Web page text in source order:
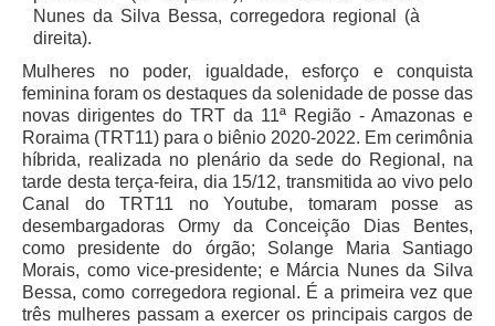
Comissão Regional de Pesquisa Judiciária e Ciência de
Dados
Comissão de Ética
Comitê de Priorização do Primeiro Grau
Comissão de Uniformização de Jurisprudência
Comitê de Gestão de Pessoas
Comissão de Vitaliciamento
Comitê de Atenção Integral à Saúde de Magistrados e
Servidores
Nunes da Silva Bessa, corregedora regional (à
direita).
Mulheres no poder, igualdade, esforço e conquista
feminina foram os destaques da solenidade de posse das
novas dirigentes do TRT da 11ª Região - Amazonas e
Roraima (TRT11) para o biênio 2020-2022. Em cerimônia
híbrida, realizada no plenário da sede do Regional, na
tarde desta terça-feira, dia 15/12, transmitida ao vivo pelo
Canal do TRT11 no Youtube, tomaram posse as
desembargadoras Ormy da Conceição Dias Bentes,
como presidente do órgão; Solange Maria Santiago
Morais, como vice-presidente; e Márcia Nunes da Silva
Bessa, como corregedora regional. É a primeira vez que
três mulheres passam a exercer os principais cargos de